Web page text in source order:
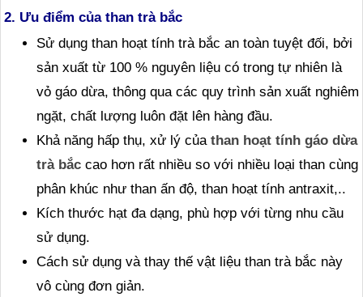
2. Ưu điểm của than trà bắc
Sử dụng than hoạt tính trà bắc an toàn tuyệt đối, bởi
sản xuất từ 100 % nguyên liệu có trong tự nhiên là
vỏ gáo dừa, thông qua các quy trình sản xuất nghiêm
ngặt, chất lượng luôn đặt lên hàng đầu.
Khả năng hấp thụ, xử lý của than hoạt tính gáo dừa
trà bắc cao hơn rất nhiều so với nhiều loại than cùng
phân khúc như than ấn độ, than hoạt tính antraxit,..
Kích thước hạt đa dạng, phù hợp với từng nhu cầu
sử dụng.
Cách sử dụng và thay thế vật liệu than trà bắc này
vô cùng đơn giản.